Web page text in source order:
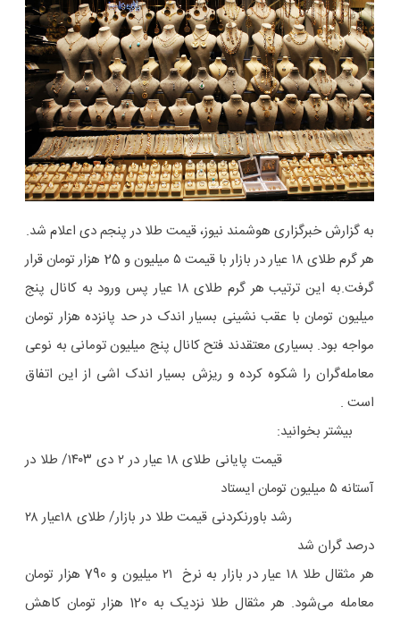
به گزارش خبرگزاری هوشمند نیوز، قیمت طلا در پنجم دی اعلام شد.
هر گرم طلای ۱۸ عیار در بازار با قیمت ۵ میلیون و 25 هزار تومان قرار
گرفت.به این ترتیب هر گرم طلای ۱۸ عیار پس ورود به کانال پنج
میلیون تومان با عقب نشینی بسیار اندک در حد پانزده هزار تومان
مواجه بود. بسیاری معتقدند فتح کانال پنج میلیون تومانی به نوعی
معامله‌گران را شکوه کرده و ریزش بسیار اندک اشی از این اتفاق
است .
بیشتر بخوانید:
قیمت پایانی طلای ۱۸ عیار در ۲ دی ۱۴۰۳/ طلا در
آستانه ۵ میلیون تومان ایستاد
رشد باورنکردنی قیمت طلا در بازار/ طلای ۱۸عیار ۲۸
درصد گران شد
هر مثقال طلا ۱۸ عیار در بازار به نرخ ۲۱ میلیون و 790 هزار تومان
معامله می‌شود. هر مثقال طلا نزدیک به 120 هزار تومان کاهش